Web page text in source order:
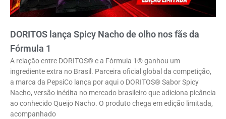
DORITOS lança Spicy Nacho de olho nos fãs da
Fórmula 1
A relação entre DORITOS® e a Fórmula 1® ganhou um
ingrediente extra no Brasil. Parceira oficial global da competição,
a marca da PepsiCo lança por aqui o DORITOS® Sabor Spicy
Nacho, versão inédita no mercado brasileiro que adiciona picância
ao conhecido Queijo Nacho. O produto chega em edição limitada,
acompanhado